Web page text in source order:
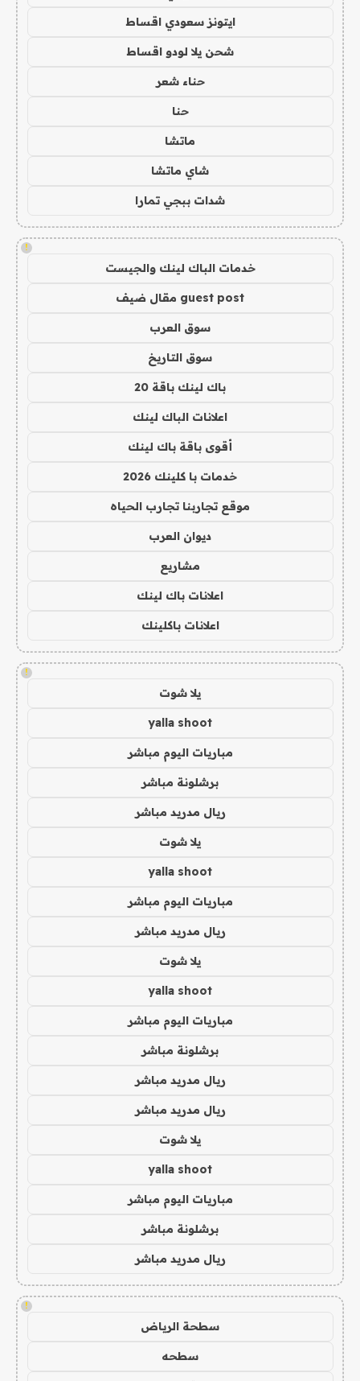
ايتونز سعودي اقساط
شحن يلا لودو اقساط
حناء شعر
حنا
ماتشا
شاي ماتشا
شدات ببجي تمارا
!
خدمات الباك لينك والجيست
guest post مقال ضيف
سوق العرب
سوق التاريخ
باك لينك باقة 20
اعلانات الباك لينك
أقوى باقة باك لينك
خدمات با كلينك 2026
موقع تجاربنا تجارب الحياه
ديوان العرب
مشاريع
اعلانات باك لينك
اعلانات باكلينك
!
يلا شوت
yalla shoot
مباريات اليوم مباشر
برشلونة مباشر
ريال مدريد مباشر
يلا شوت
yalla shoot
مباريات اليوم مباشر
ريال مدريد مباشر
يلا شوت
yalla shoot
مباريات اليوم مباشر
برشلونة مباشر
ريال مدريد مباشر
ريال مدريد مباشر
يلا شوت
yalla shoot
مباريات اليوم مباشر
برشلونة مباشر
ريال مدريد مباشر
!
سطحة الرياض
سطحه